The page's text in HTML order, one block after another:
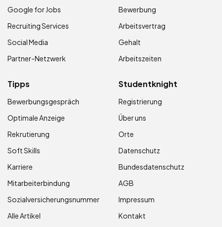
Google for Jobs
Recruiting Services
Social Media
Partner-Netzwerk
Bewerbung
Arbeitsvertrag
Gehalt
Arbeitszeiten
Tipps
Bewerbungsgespräch
Optimale Anzeige
Rekrutierung
Soft Skills
Karriere
Mitarbeiterbindung
Sozialversicherungsnummer
Alle Artikel
Studentknight
Registrierung
Über uns
Orte
Datenschutz
Bundesdatenschutz
AGB
Impressum
Kontakt